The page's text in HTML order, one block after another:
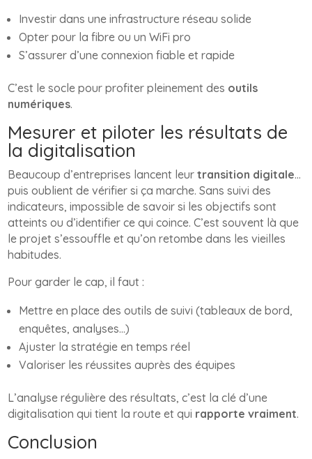
Investir dans une infrastructure réseau solide
Opter pour la fibre ou un WiFi pro
S’assurer d’une connexion fiable et rapide
C’est le socle pour profiter pleinement des outils
numériques.
Mesurer et piloter les résultats de
la digitalisation
Beaucoup d’entreprises lancent leurtransition digitale…
puis oublient de vérifier si ça marche. Sans suivi des
indicateurs, impossible de savoir si les objectifs sont
atteints ou d’identifier ce qui coince. C’est souvent là que
le projet s’essouffle et qu’on retombe dans les vieilles
habitudes.
Pour garder le cap, il faut :
Mettre en place des outils de suivi (tableaux de bord,
enquêtes, analyses…)
Ajuster la stratégie en temps réel
Valoriser les réussites auprès des équipes
L’analyse régulière des résultats, c’est la clé d’une
digitalisation qui tient la route et qui rapporte vraiment.
Conclusion